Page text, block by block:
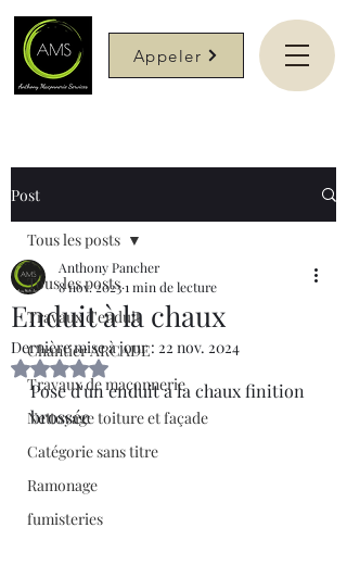
Appeler
Post
Tous les posts
Travaux d'enduit
Chantier ARCADE
Travaux de maçonnerie
Nettoyage toiture et façade
Catégorie sans titre
Ramonage
fumisteries
Tous les posts
Enduit à la chaux
Anthony Pancher
8 nov. 20231 min de lecture
Dernière mise à jour : 22 nov. 2024
Noté NaN étoiles sur 5.
Pose d'un enduit a la chaux finition
brossée